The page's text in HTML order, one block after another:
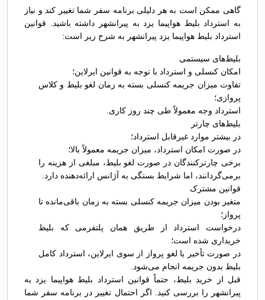
گاهی ممکن است به هر دلیلی برنامه سفر شما تغییر کند و نیاز
به استرداد بلیط هواپیما یزد به پیرانشهر داشته باشید. قوانین
استرداد بلیط هواپیما یزد پیرانشهر به شرح زیر است:
بلیط‌های سیستمی
امکان کنسلی و استرداد با توجه به قوانین ایرلاین؛
تفاوت میزان جریمه کنسلی بسته به زمان لغو بلیط و کلاس
پروازی؛
استرداد وجه معمولاً طی چند روز کاری.
بلیط‌های چارتر
در بیشتر موارد غیرقابل استرداد؛
در صورت امکان استرداد، میزان جریمه معمولاً بالا؛
برخی چارترکنندگان در صورت لغو بلیط، مبلغی از هزینه را
برمی‌گردانند، اما شرایط بستگی به آژانس ارائه‌دهنده دارد.
قوانین مشترک
متغیر بودن میزان جریمه کنسلی بسته به زمان باقی‌مانده تا
پرواز؛
درخواست استرداد از طریق همان پلتفرمی که بلیط
خریداری شده است؛
در صورت تأخیر یا لغو پرواز از سوی ایرلاین، استرداد کامل
بلیط بدون جریمه انجام می‌شود.
قبل از خرید بلیط، حتماً قوانین استرداد بلیط هواپیما یزد به
پیرانشهر را بررسی کنید. اگر احتمال تغییر در برنامه سفر شما